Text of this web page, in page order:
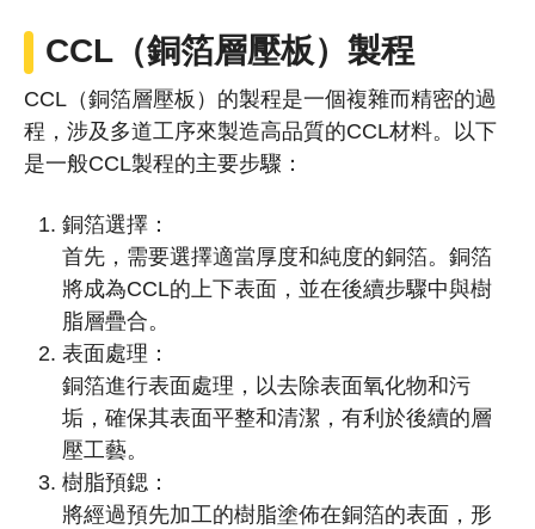
CCL（銅箔層壓板）製程
CCL（銅箔層壓板）的製程是一個複雜而精密的過
程，涉及多道工序來製造高品質的CCL材料。以下
是一般CCL製程的主要步驟：
銅箔選擇：
首先，需要選擇適當厚度和純度的銅箔。銅箔
將成為CCL的上下表面，並在後續步驟中與樹
脂層疊合。
表面處理：
銅箔進行表面處理，以去除表面氧化物和污
垢，確保其表面平整和清潔，有利於後續的層
壓工藝。
樹脂預鍶：
將經過預先加工的樹脂塗佈在銅箔的表面，形